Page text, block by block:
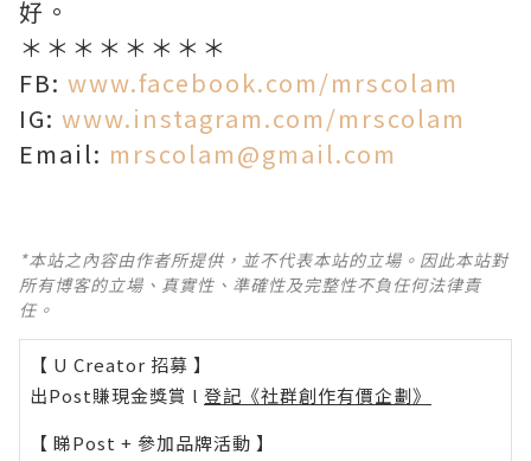
好。
＊＊＊＊＊＊＊＊
FB: www.facebook.com/mrscolam
IG: www.instagram.com/mrscolam
Email: mrscolam@gmail.com
*本站之內容由作者所提供，並不代表本站的立場。因此本站對
所有博客的立場、真實性、準確性及完整性不負任何法律責
任。
【 U Creator 招募 】
出Post賺現金獎賞 l 登記《社群創作有價企劃》
【 睇Post + 參加品牌活動 】